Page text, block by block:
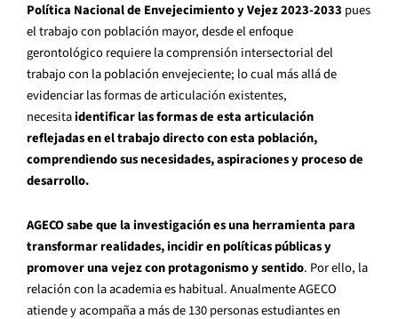
Política Nacional de Envejecimiento y Vejez 2023-2033 pues
el trabajo con población mayor, desde el enfoque
gerontológico requiere la comprensión intersectorial del
trabajo con la población envejeciente; lo cual más allá de
evidenciar las formas de articulación existentes,
necesitaidentificar las formas de esta articulación
reflejadas en el trabajo directo con esta población,
comprendiendo sus necesidades, aspiraciones y proceso de
desarrollo.
AGECO sabe que la investigación es una herramienta para
transformar realidades, incidir en políticas públicas y
promover una vejez con protagonismo y sentido. Por ello, la
relación con la academia es habitual. Anualmente AGECO
atiende y acompaña a más de 130 personas estudiantes en